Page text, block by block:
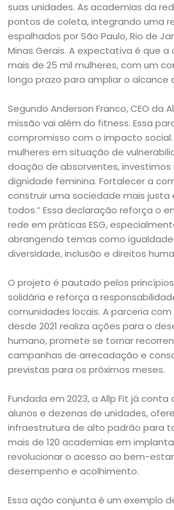
suas unidades. As academias da
pontos de coleta, integrando uma
espalhados por São Paulo, Rio de
Minas Gerais. A expectativa é que
mais de 25 mil mulheres, com um
longo prazo para ampliar o alcance
Segundo Anderson Franco, CEO da
missão vai além do fitness. Essa
compromisso com o impacto
mulheres em situação de
doação de absorventes, investimos
dignidade feminina. Fortalecer a
construir uma sociedade mais justa
todos.” Essa declaração reforça o
rede em práticas ESG,
abrangendo temas como
diversidade, inclusão e direitos
O projeto é pautado pelos
solidária e reforça a
comunidades locais. A parceria com
desde 2021 realiza ações para o
humano, promete se tornar
campanhas de arrecadação e
previstas para os próximos meses.
Fundada em 2023, a Allp Fit já conta
alunos e dezenas de unidades,
infraestrutura de alto padrão para
mais de 120 academias em
revolucionar o acesso ao bem-
desempenho e acolhimento.
Essa ação conjunta é um exemplo